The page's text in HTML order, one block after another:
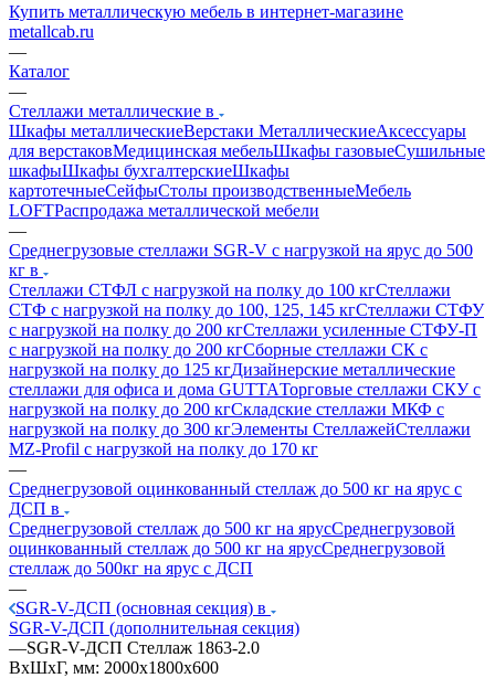
Купить металлическую мебель в интернет-магазине
metallcab.ru
—
Каталог
—
Стеллажи металлические в
Шкафы металлическиеВерстаки МеталлическиеАксессуары
для верстаковМедицинская мебельШкафы газовыеСушильные
шкафыШкафы бухгалтерскиеШкафы
картотечныеСейфыСтолы производственныеМебель
LOFTРаспродажа металлической мебели
—
Среднегрузовые стеллажи SGR-V с нагрузкой на ярус до 500
кг в
Стеллажи СТФЛ с нагрузкой на полку до 100 кгСтеллажи
СТФ с нагрузкой на полку до 100, 125, 145 кгСтеллажи СТФУ
с нагрузкой на полку до 200 кгСтеллажи усиленные СТФУ-П
с нагрузкой на полку до 200 кгСборные стеллажи СК с
нагрузкой на полку до 125 кгДизайнерские металлические
стеллажи для офиса и дома GUTTAТорговые стеллажи СКУ с
нагрузкой на полку до 200 кгСкладские стеллажи МКФ с
нагрузкой на полку до 300 кгЭлементы СтеллажейСтеллажи
MZ-Profil с нагрузкой на полку до 170 кг
—
Среднегрузовой оцинкованный стеллаж до 500 кг на ярус с
ДСП в
Среднегрузовой стеллаж до 500 кг на ярусСреднегрузовой
оцинкованный стеллаж до 500 кг на ярусСреднегрузовой
стеллаж до 500кг на ярус с ДСП
—
SGR-V-ДСП (основная секция) в
SGR-V-ДСП (дополнительная секция)
—SGR-V-ДСП Стеллаж 1863-2.0
ВхШхГ, мм: 2000x1800x600